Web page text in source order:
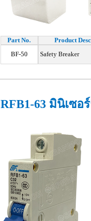
Part No.
Product
BF-50
Safety Breaker
RFB1-63 มินิเซอ